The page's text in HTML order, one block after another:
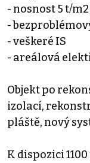
- nosnost 5 t/m2
-
- veškeré IS
- areálová
Objekt po
izolací,
pláště, nový
K dispozici